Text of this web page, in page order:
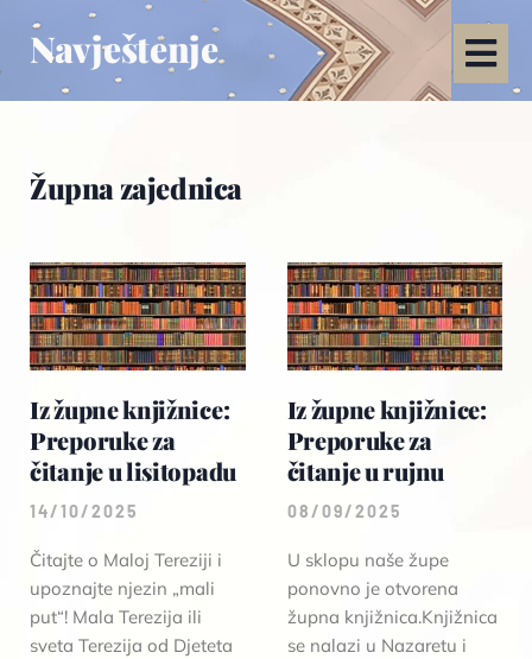
Navještenje
Župna zajednica
Iz župne knjižnice:
Preporuke za
čitanje u lisitopadu
14/10/2025
Čitajte o Maloj Tereziji i
upoznajte njezin „mali
put“! Mala Terezija ili
sveta Terezija od Djeteta
Iz župne knjižnice:
Preporuke za
čitanje u rujnu
08/09/2025
U sklopu naše župe
ponovno je otvorena
župna knjižnica.Knjižnica
se nalazi u Nazaretu i